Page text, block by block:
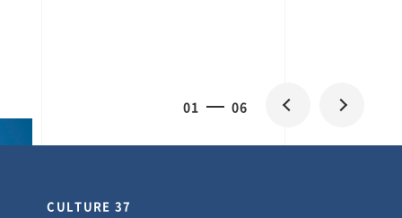
02 06
CULTURE 30